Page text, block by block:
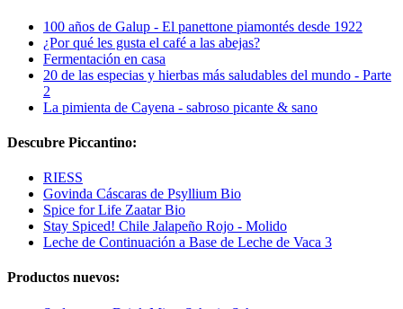
100 años de Galup - El panettone piamontés desde 1922
¿Por qué les gusta el café a las abejas?
Fermentación en casa
20 de las especias y hierbas más saludables del mundo - Parte
2
La pimienta de Cayena - sabroso picante & sano
Descubre Piccantino:
RIESS
Govinda Cáscaras de Psyllium Bio
Spice for Life Zaatar Bio
Stay Spiced! Chile Jalapeño Rojo - Molido
Leche de Continuación a Base de Leche de Vaca 3
Productos nuevos: